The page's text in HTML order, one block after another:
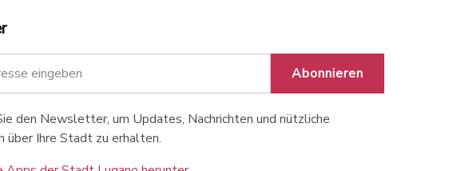
Abonnieren
den Newsletter, um Updates, Nachrichten und nützliche
über Ihre Stadt zu erhalten.